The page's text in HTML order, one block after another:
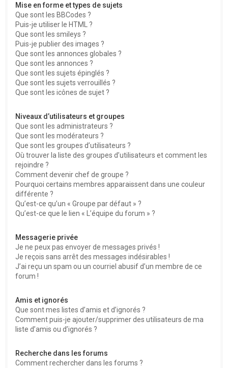
Mise en forme et types de sujets
Que sont les BBCodes ?
Puis-je utiliser le HTML ?
Que sont les smileys ?
Puis-je publier des images ?
Que sont les annonces globales ?
Que sont les annonces ?
Que sont les sujets épinglés ?
Que sont les sujets verrouillés ?
Que sont les icônes de sujet ?
Niveaux d’utilisateurs et groupes
Que sont les administrateurs ?
Que sont les modérateurs ?
Que sont les groupes d’utilisateurs ?
Où trouver la liste des groupes d’utilisateurs et comment les
rejoindre ?
Comment devenir chef de groupe ?
Pourquoi certains membres apparaissent dans une couleur
différente ?
Qu’est-ce qu’un « Groupe par défaut » ?
Qu’est-ce que le lien « L’équipe du forum » ?
Messagerie privée
Je ne peux pas envoyer de messages privés !
Je reçois sans arrêt des messages indésirables !
J’ai reçu un spam ou un courriel abusif d’un membre de ce
forum !
Amis et ignorés
Que sont mes listes d’amis et d’ignorés ?
Comment puis-je ajouter/supprimer des utilisateurs de ma
liste d’amis ou d’ignorés ?
Recherche dans les forums
Comment rechercher dans les forums ?